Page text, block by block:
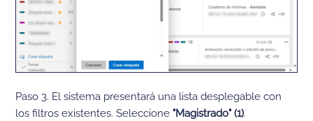
Paso 3. El sistema presentará una lista desplegable con
los filtros existentes. Seleccione "Magistrado" (1).